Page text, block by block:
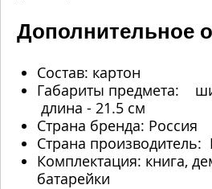
Дополнительное
Состав: картон
Габариты предмета:
длина - 21.5 см
Страна бренда: Россия
Страна производитель:
Комплектация: книга,
батарейки